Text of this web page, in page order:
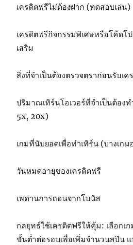
เครดิตฟรีไม่ต้องฝาก (ทดสอบเล่น)
เครดิตฟรีกิจกรรมพิเศษหรือโค้ดโ
เสริม
สิ่งที่จำเป็นต้องตรวจตราก่อนรับเค
ปริมาณเทิร์นโอเวอร์ที่จำเป็นต้อง
5x, 20x)
เกมที่นับยอดเพื่อทำเทิร์น (บางเกม
วันหมดอายุของเครดิตฟรี
เพดานการถอนจากโบนัส
กลยุทธ์ใช้เครดิตฟรีให้คุ้ม: เลือกเ
ขั้นต่ำต่อรอบเพื่อเพิ่มจำนวนสปิน แ